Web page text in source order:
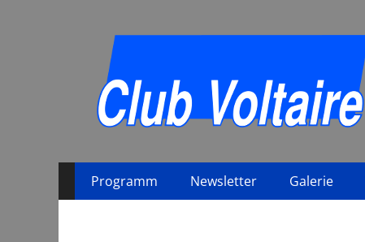
Primäres
Menü
Inhalt
Programm Newsletter Galerie